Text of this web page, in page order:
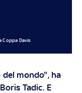
Davis
mondo", ha
Tadic. E